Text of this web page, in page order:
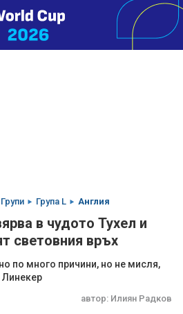
Групи Група L Англия
в чудото Тухел и
световния връх
по много причини, но не мисля,
автор: Илиян Радков